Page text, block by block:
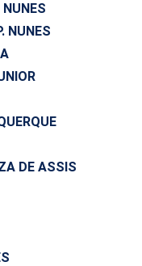
NUNES
NUNES
DE ASSIS